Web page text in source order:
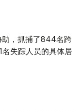
助，抓捕了844名跨
失踪人员的具体居